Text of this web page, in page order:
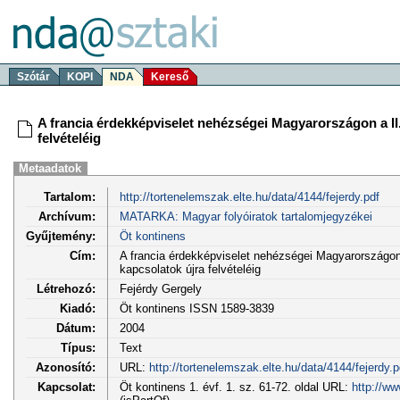
Szótár KOPI NDA Kereső
A francia érdekképviselet nehézségei Magyarországon a
felvételéig
Metaadatok
Tartalom:
http://tortenelemszak.elte.hu/data/4144/fejerdy.pdf
Archívum:
MATARKA: Magyar folyóiratok tartalomjegyzékei
Gyűjtemény:
Öt kontinens
Cím:
A francia érdekképviselet nehézségei
kapcsolatok újra felvételéig
Létrehozó:
Fejérdy Gergely
Kiadó:
Öt kontinens ISSN 1589-3839
Dátum:
2004
Típus:
Text
Azonosító:
URL: http://tortenelemszak.elte.hu/data/4144/
Kapcsolat:
Öt kontinens 1. évf. 1. sz. 61-72. oldal URL: http://